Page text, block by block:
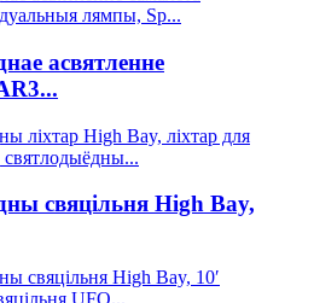
асвятленне
свяцільня High Bay,